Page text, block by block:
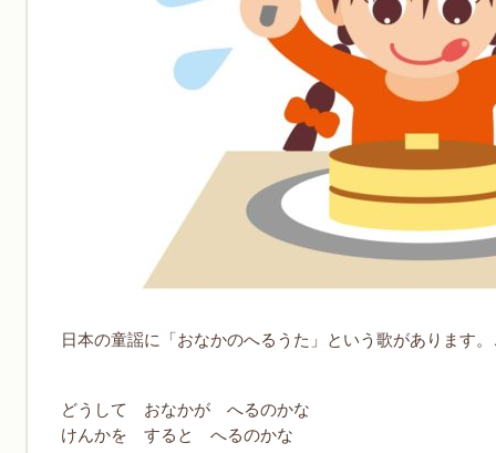
日本の童謡に「おなかのへるうた」という歌があります
どうして おなかが へるのかな
けんかを すると へるのかな